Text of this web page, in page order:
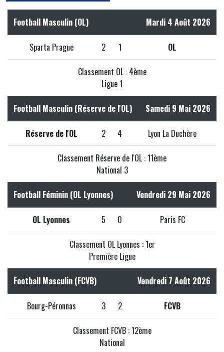
Football Masculin (OL) Mardi 4 Août 2026
Sparta Prague 2 1 OL
Classement OL : 4ème
Ligue 1
Football Masculin (Réserve de l'OL) Samedi 9 Mai 2026
Réserve de l'OL 2 4 Lyon La Duchère
Classement Réserve de l'OL : 11ème
National 3
Football Féminin (OL Lyonnes) Vendredi 29 Mai 2026
OL Lyonnes 5 0 Paris FC
Classement OL Lyonnes : 1er
Première Ligue
Football Masculin (FCVB) Vendredi 7 Août 2026
Bourg-Péronnas 3 2 FCVB
Classement FCVB : 12ème
National